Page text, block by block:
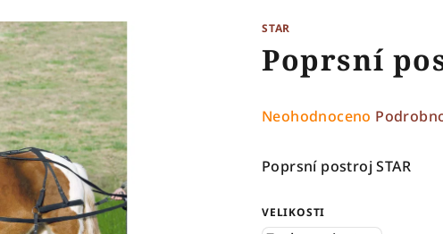
STAR
Poprsní
Průměrné
produktu
z
Neohodnoceno
Poprsní postroj STAR
VELIKOSTI